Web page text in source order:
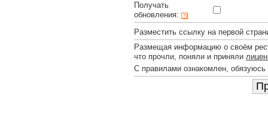
Получать
обновления:
Разместить ссылку на первой
Размещая информацию о своём
что прочли, поняли и приняли
С правилами ознакомлен,